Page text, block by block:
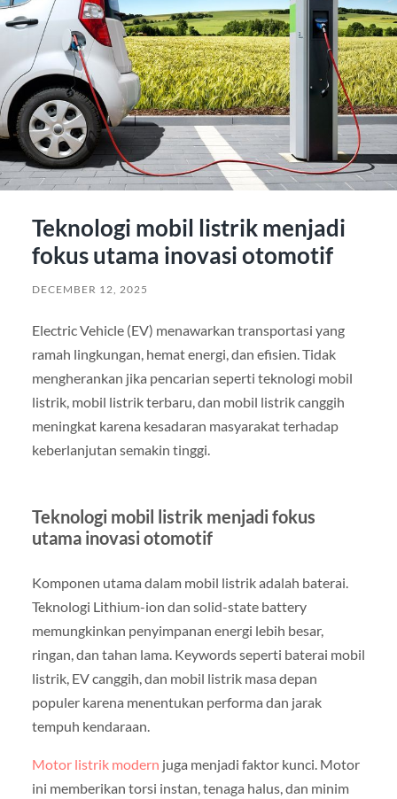
Teknologi mobil listrik menjadi
fokus utama inovasi otomotif
DECEMBER 12, 2025
Electric Vehicle (EV) menawarkan transportasi yang
ramah lingkungan, hemat energi, dan efisien. Tidak
mengherankan jika pencarian seperti teknologi mobil
listrik, mobil listrik terbaru, dan mobil listrik canggih
meningkat karena kesadaran masyarakat terhadap
keberlanjutan semakin tinggi.
Teknologi mobil listrik menjadi fokus
utama inovasi otomotif
Komponen utama dalam mobil listrik adalah baterai.
Teknologi Lithium-ion dan solid-state battery
memungkinkan penyimpanan energi lebih besar,
ringan, dan tahan lama. Keywords seperti baterai mobil
listrik, EV canggih, dan mobil listrik masa depan
populer karena menentukan performa dan jarak
tempuh kendaraan.
Motor listrik modern juga menjadi faktor kunci. Motor
ini memberikan torsi instan, tenaga halus, dan minim